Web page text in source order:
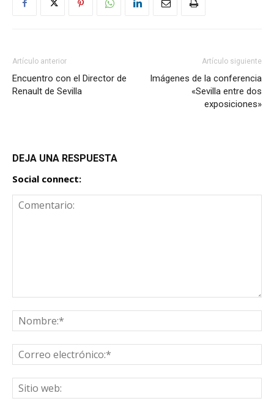
Artículo anterior
Encuentro con el Director de
Renault de Sevilla
Artículo siguiente
Imágenes de la conferencia
«Sevilla entre dos
exposiciones»
DEJA UNA RESPUESTA
Social connect: